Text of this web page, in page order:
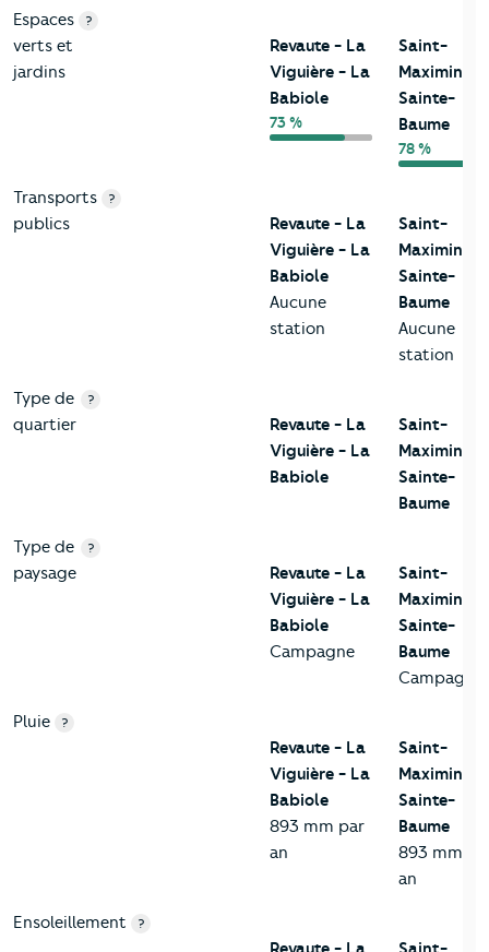
Espaces
verts et
jardins
?
Revaute - La
Viguière - La
Babiole
73 %
Saint-
Maximin-
Sainte-
Baume
78 %
Transports
publics
?
Revaute - La
Viguière - La
Babiole
Aucune
station
Saint-
Maximin-
Sainte-
Baume
Aucune
station
Type de
quartier
?
Revaute - La
Viguière - La
Babiole
Saint-
Maximin-
Sainte-
Baume
Type de
paysage
?
Revaute - La
Viguière - La
Babiole
Campagne
Saint-
Maximin-
Sainte-
Baume
Campagne
Pluie ?
Revaute - La
Viguière - La
Babiole
893 mm par
an
Saint-
Maximin-
Sainte-
Baume
893 mm
an
Ensoleillement ?